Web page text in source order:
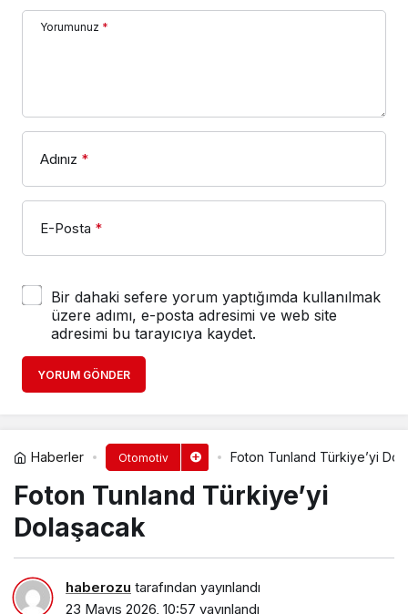
Yorumunuz *
Adınız *
E-Posta *
Bir dahaki sefere yorum yaptığımda kullanılmak
üzere adımı, e-posta adresimi ve web site
adresimi bu tarayıcıya kaydet.
YORUM GÖNDER
Haberler Otomotiv Foton Tunland Türkiye’yi
Foton Tunland Türkiye’yi
Dolaşacak
haberozu tarafından yayınlandı
23 Mayıs 2026, 10:57 yayınlandı